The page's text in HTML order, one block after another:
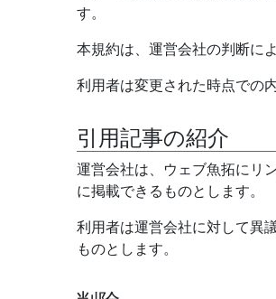
す。
本規約は、運営会社の判断に
利用者は変更された時点での
引用記事の紹介
運営会社は、ウェブ魚拓にリ
に掲載できるものとします。
利用者は運営会社に対して異
ものとします。